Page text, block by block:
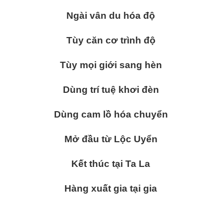
Ngài vân du hóa độ
Tùy căn cơ trình độ
Tùy mọi giới sang hèn
Dùng trí tuệ khơi đèn
Dùng cam lồ hóa chuyển
Mở đầu từ Lộc Uyển
Kết thúc tại Ta La
Hàng xuất gia tại gia